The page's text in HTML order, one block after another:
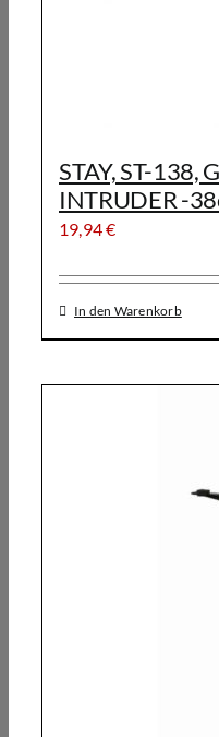
STAY, ST-138,
INTRUDER -
19,94€
In den Warenkorb